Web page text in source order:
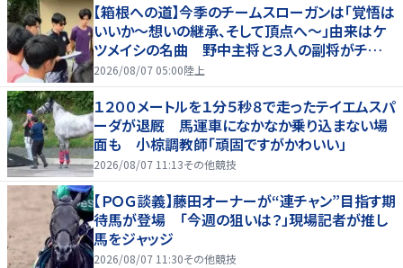
【箱根への道】今季のチームスローガンは「覚悟は
いいか～想いの継承、そして頂点へ～」由来はケ
ツメイシの名曲 野中主将と３人の副将がチーム
を引っ張る…夏合宿特集第１弾、国学院大
2026/08/07 05:00陸上
１２００メートルを１分５秒８で走ったテイエムスパ
ーダが退厩 馬運車になかなか乗り込まない場
面も 小椋調教師「頑固ですがかわいい」
2026/08/07 11:13その他競技
【ＰＯＧ談義】藤田オーナーが“連チャン”目指す期
待馬が登場 「今週の狙いは？」現場記者が推し
馬をジャッジ
2026/08/07 11:30その他競技